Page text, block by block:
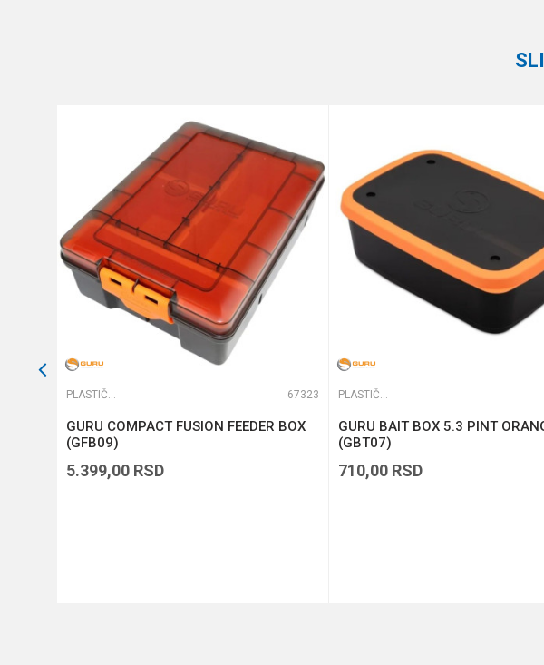
Anti-spam zaštita - izračunajte koliko je 6 - 1 :
POŠALJI
PLASTIČNE KUTIJE 67323
GURU COMPACT FUSION FEEDER BOX
(GFB09)
5.399,00 RSD
PLASTIČNE KUTIJE
GURU BAIT BOX 5.3 PINT
(GBT07)
710,00 RSD